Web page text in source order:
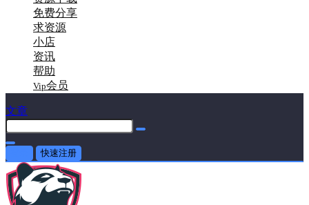
免费分享
求资源
小店
资讯
帮助
Vip会员
文章
快速注册